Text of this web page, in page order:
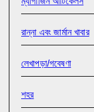
রান্না এবং জার্মান খাবার
লেখাপড়া/গবেষণা
শহর